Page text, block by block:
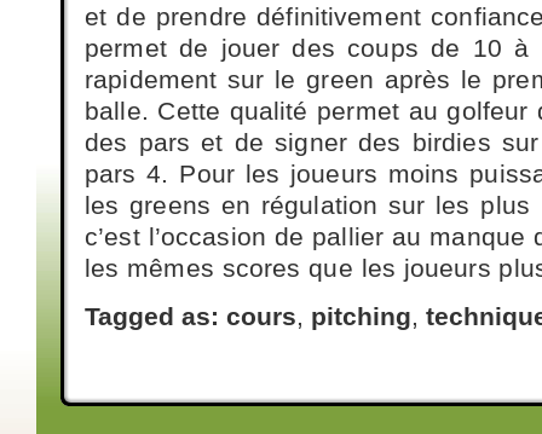
et de prendre définitivement
permet de jouer des coups de 10 à
rapidement sur le green après le
balle. Cette qualité permet au
des pars et de signer des birdies
pars 4. Pour les joueurs moins
les greens en régulation sur les plus
c’est l’occasion de pallier au
les mêmes scores que les joueurs
Tagged as: cours, pitching,